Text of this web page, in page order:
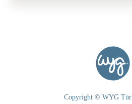
Copyright © WYG